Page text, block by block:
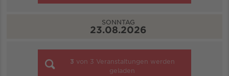
SONNTAG
23.08.2026
3 von 3 Veranstaltungen werden
geladen